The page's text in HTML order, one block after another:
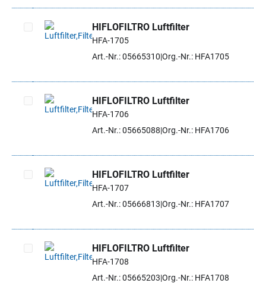
Artikel auswählen
HIFLOFILTRO Luftfilter
HFA-1705
Art.-Nr.: 05665310 Org.-Nr.: HFA1705
Artikel auswählen
HIFLOFILTRO Luftfilter
HFA-1706
Art.-Nr.: 05665088 Org.-Nr.: HFA1706
Artikel auswählen
HIFLOFILTRO Luftfilter
HFA-1707
Art.-Nr.: 05666813 Org.-Nr.: HFA1707
Artikel auswählen
HIFLOFILTRO Luftfilter
HFA-1708
Art.-Nr.: 05665203 Org.-Nr.: HFA1708